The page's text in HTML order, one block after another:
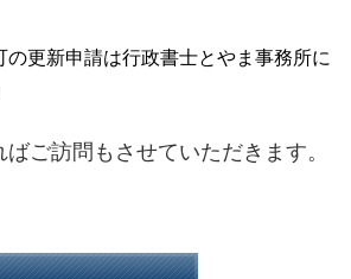
の更新申請は行政書士とやま事務所に
ご訪問もさせていただきます。